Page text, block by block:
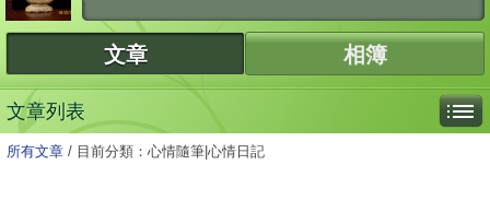
文章 相簿
文章列表
所有文章 / 目前分類：心情隨筆|心情日記